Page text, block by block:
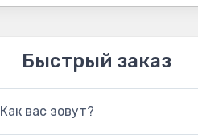
Быстрый заказ
Как вас зовут?